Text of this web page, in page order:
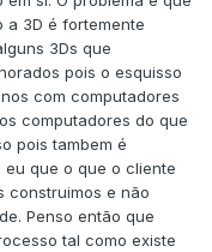
a 3D é fortemente
3Ds que
pois o esquisso
com computadores
computadores do que
pois tambem é
que o que o cliente
construimos e não
Penso então que
tal como existe